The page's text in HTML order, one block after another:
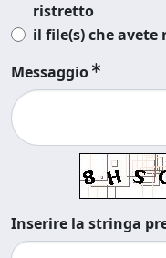
ristretto
il file(s) che avete
Messaggio
Inserire la stringa